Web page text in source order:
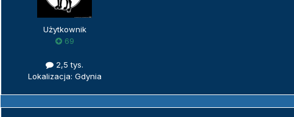
Użytkownik
69
2,5 tys.
Lokalizacja: Gdynia